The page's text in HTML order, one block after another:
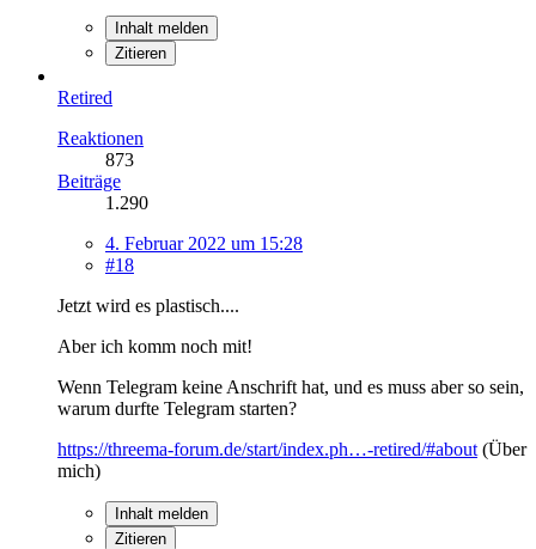
Inhalt melden
Zitieren
Retired
Reaktionen
873
Beiträge
1.290
4. Februar 2022 um 15:28
#18
Jetzt wird es plastisch....
Aber ich komm noch mit!
Wenn Telegram keine Anschrift hat, und es muss aber so sein,
warum durfte Telegram starten?
https://threema-forum.de/start/index.ph…-retired/#about (Über
mich)
Inhalt melden
Zitieren